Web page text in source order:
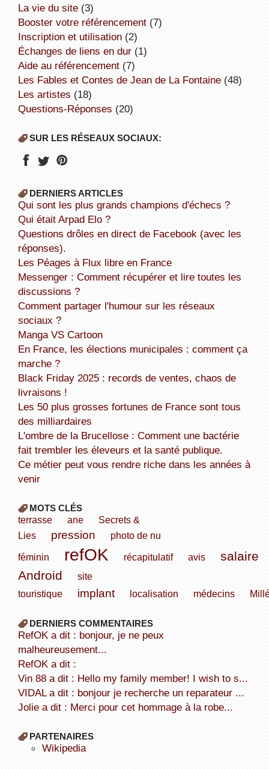
la vie du site(3)
booster votre référencement(7)
inscription et utilisation(2)
échanges de liens en dur(1)
aide au référencement(7)
Les Fables et Contes de Jean de La Fontaine(48)
Les artistes (18)
Questions-Réponses (20)
SUR LES RÉSEAUX SOCIAUX:
DERNIERS ARTICLES
Qui sont les plus grands champions d'échecs ?
Qui était Arpad Elo ?
Questions drôles en direct de Facebook (avec les
réponses).
Les Péages à Flux libre en France
Messenger : Comment récupérer et lire toutes les
discussions ?
Comment partager l'humour sur les réseaux
sociaux ?
Manga VS Cartoon
En France, les élections municipales : comment ça
marche ?
Black Friday 2025 : records de ventes, chaos de
livraisons !
Les 50 plus grosses fortunes de France sont tous
des milliardaires
L'ombre de la Brucellose : Comment une bactérie
fait trembler les éleveurs et la santé publique.
Ce métier peut vous rendre riche dans les années à
venir
MOTS CLÉS
terrasse ane
Secrets &
Lies
pression
photo de nu
féminin
refOK récapitulatif avis
salaire
Android
site
touristique
implant localisation médecins
DERNIERS COMMENTAIRES
refOK a dit : bonjour, je ne peux
malheureusement...
refOK a dit :
Vin 88 a dit : Hello my family member! I wish to s...
VIDAL a dit : bonjour je recherche un reparateur ...
Jolie a dit : Merci pour cet hommage à la robe...
PARTENAIRES
wikipedia